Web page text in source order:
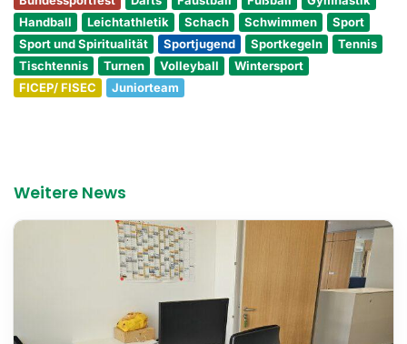
Handball
Leichtathletik Schach Schwimmen
Sport
Sport und Spiritualität
Sportjugend Sportkegeln
Tennis
Tischtennis
Turnen Volleyball
Wintersport
FICEP/ FISEC
Juniorteam
Weitere News